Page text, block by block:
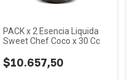
PACK x 2 Esencia Liquida
Sweet Chef Coco x 30 Cc
$10.657,50